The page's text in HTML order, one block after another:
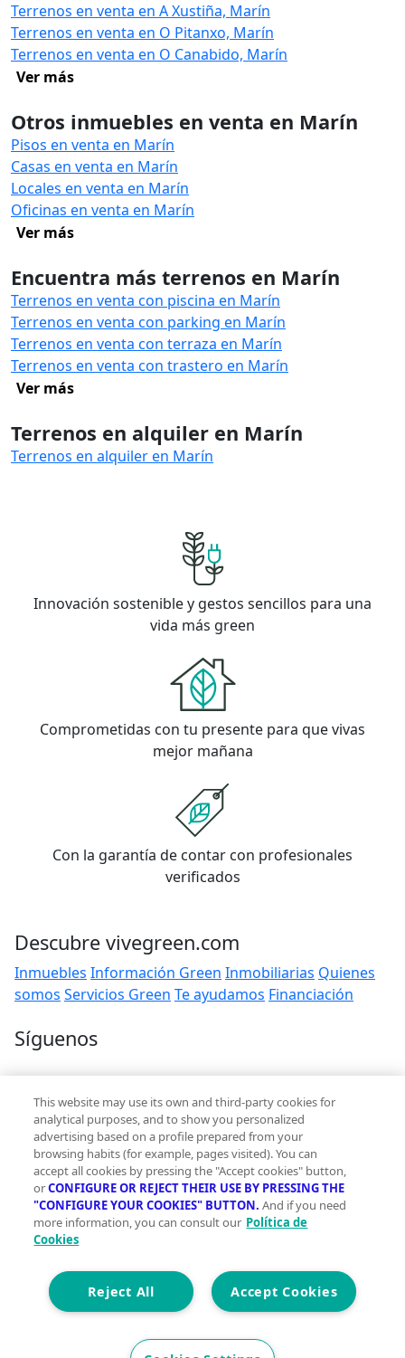
Terrenos en venta en A Xustiña, Marín
Terrenos en venta en O Pitanxo, Marín
Terrenos en venta en O Canabido, Marín
Ver más
Otros inmuebles en venta en Marín
Pisos en venta en Marín
Casas en venta en Marín
Locales en venta en Marín
Oficinas en venta en Marín
Ver más
Encuentra más terrenos en Marín
Terrenos en venta con piscina en Marín
Terrenos en venta con parking en Marín
Terrenos en venta con terraza en Marín
Terrenos en venta con trastero en Marín
Ver más
Terrenos en alquiler en Marín
Terrenos en alquiler en Marín
Innovación sostenible y gestos sencillos para una
vida más green
Comprometidas con tu presente para que vivas
mejor mañana
Con la garantía de contar con profesionales
verificados
Descubre vivegreen.com
Inmuebles Información Green Inmobiliarias Quienes
somos Servicios Green Te ayudamos Financiación
Síguenos
Contacto
hola@vivegreen.com
Aviso Legal
Condiciones de uso
Politica de privacidad
Política de cookies
Accesibilidad
© 2026 Vivegreen - Todos los derechos reservados - UCI
This website may use its own and third-party cookies for
analytical purposes, and to show you personalized
advertising based on a profile prepared from your
browsing habits (for example, pages visited). You can
accept all cookies by pressing the "Accept cookies" button,
orCONFIGURE OR REJECT THEIR USE BY PRESSING THE
"CONFIGURE YOUR COOKIES" BUTTON. And if you need
more information, you can consult our Política de
Cookies
Accept Cookies
Reject All